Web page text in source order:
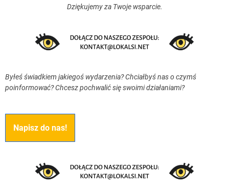
Dziękujemy za Twoje wsparcie.
Byłeś świadkiem jakiegoś wydarzenia? Chciałbyś nas o czymś
poinformować? Chcesz pochwalić się swoimi działaniami?
Napisz do nas!